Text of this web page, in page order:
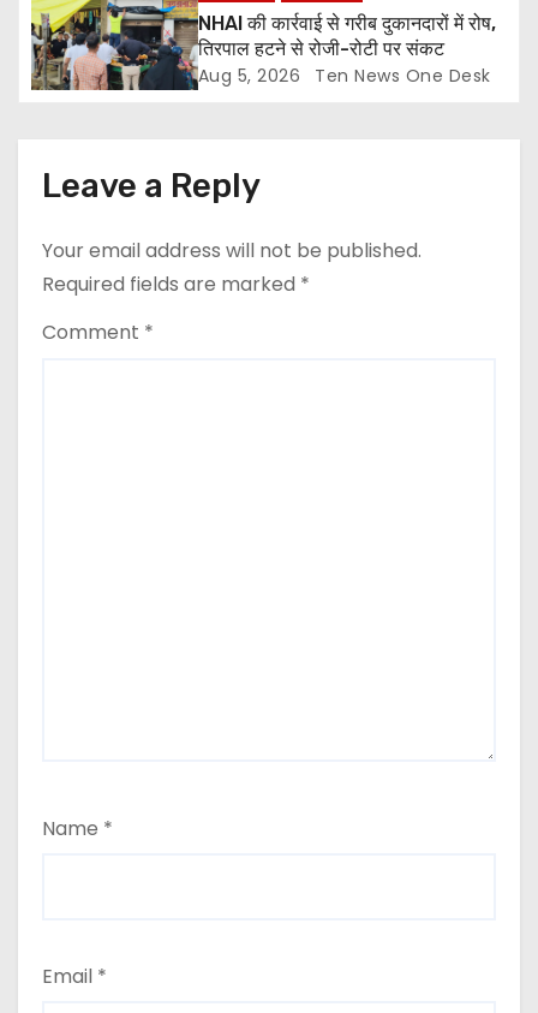
NHAI की कार्रवाई से गरीब दुकानदारों में रोष,
तिरपाल हटने से रोजी-रोटी पर संकट
Aug 5, 2026 Ten News One Desk
Leave a Reply
Your email address will not be published.
Required fields are marked *
Comment *
Name *
Email *